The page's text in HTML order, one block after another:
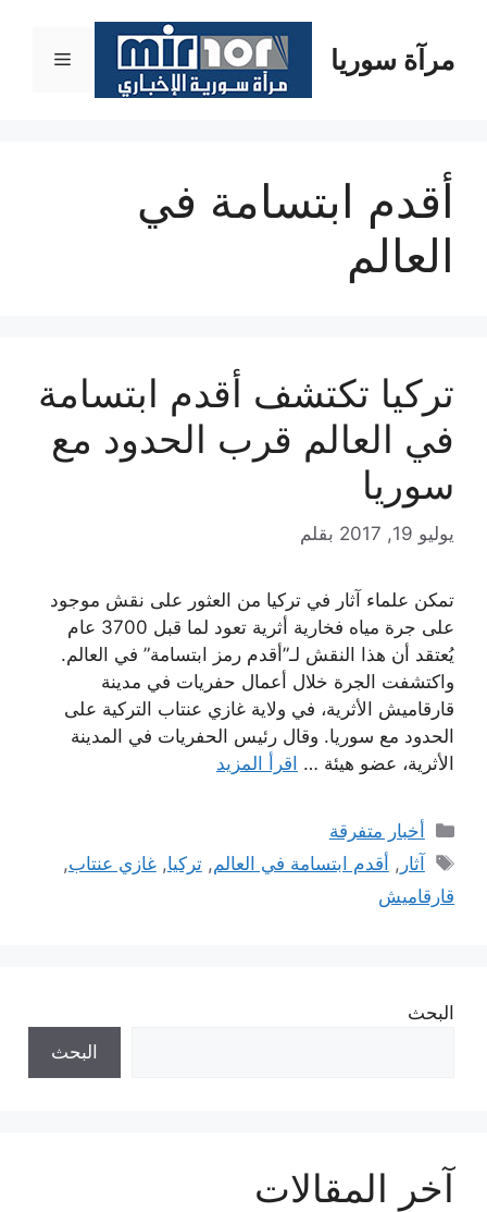
المحتوىمرآة سوريا القائمة
أقدم ابتسامة في
العالم
تركيا تكتشف أقدم ابتسامة
في العالم قرب الحدود مع
سوريا
يوليو 19, 2017 بقلم
تمكن علماء آثار في تركيا من العثور على نقش موجود
على جرة مياه فخارية أثرية تعود لما قبل 3700 عام
يُعتقد أن هذا النقش لـ”أقدم رمز ابتسامة” في العالم.
واكتشفت الجرة خلال أعمال حفريات في مدينة
قارقاميش الأثرية، في ولاية غازي عنتاب التركية على
الحدود مع سوريا. وقال رئيس الحفريات في المدينة
الأثرية، عضو هيئة … اقرأ المزيد
التصنيفات
أخبار متفرقة
الوسوم
آثار , أقدم ابتسامة في العالم,تركيا,غازي عنتاب,
قارقاميش
البحث
البحث
آخر المقالات